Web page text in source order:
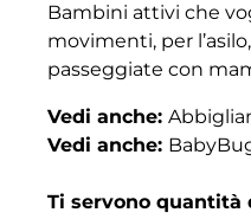
Bambini attivi che
movimenti, per
passeggiate con
Vedi anche:
Vedi anche:
Ti servono quantità